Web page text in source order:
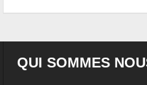
QUI SOMMES